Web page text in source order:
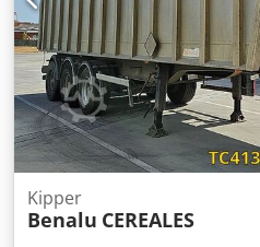
Kipper
Benalu CEREALES